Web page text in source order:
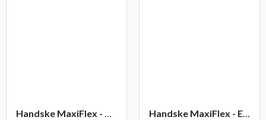
Handske MaxiFlex - Ultimate
Handske MaxiFlex - Endurance